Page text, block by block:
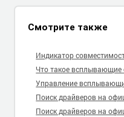
Смотрите также
Индикатор
Что такое всплывающие
Управление
Поиск драйверов на
Поиск драйверов на